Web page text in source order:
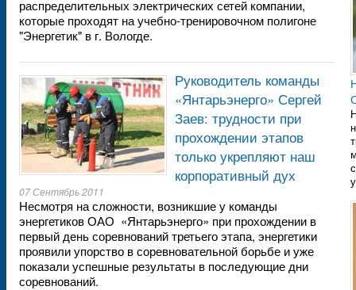
распределительных электрических сетей компании,
которые проходят на учебно-тренировочном полигоне
"Энергетик" в г. Вологде.
Руководитель команды
«Янтарьэнерго» Сергей
Заев: трудности при
прохождении этапов
только укрепляют наш
корпоративный дух
07 Сентябрь 2011
Несмотря на сложности, возникшие у команды
энергетиков ОАО «Янтарьэнерго» при прохождении в
первый день соревнований третьего этапа, энергетики
проявили упорство в соревновательной борьбе и уже
показали успешные результаты в последующие дни
соревнований.